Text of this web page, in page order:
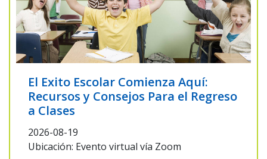
El Exito Escolar Comienza Aquí:
Recursos y Consejos Para el Regreso
a Clases
2026-08-19
Ubicación: Evento virtual vía Zoom